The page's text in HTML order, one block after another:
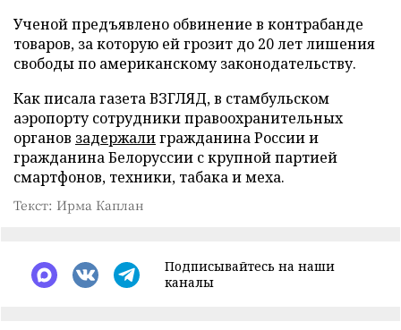
Ученой предъявлено обвинение в контрабанде
товаров, за которую ей грозит до 20 лет лишения
свободы по американскому законодательству.
Как писала газета ВЗГЛЯД, в стамбульском
аэропорту сотрудники правоохранительных
органов задержалигражданина России и
гражданина Белоруссии с крупной партией
смартфонов, техники, табака и меха.
Текст: Ирма Каплан
Подписывайтесь на наши
каналы